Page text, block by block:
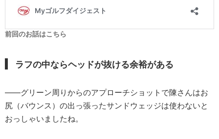
前回のお話はこちら
ラフの中ならヘッドが抜ける余裕がある
――グリーン周りからのアプローチショットで陳さんはお
尻（バウンス）の出っ張ったサンドウェッジは使わないと
おっしゃいましたね。